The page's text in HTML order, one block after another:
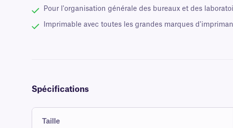
Pour l'organisation générale des bureaux et des
Imprimable avec toutes les grandes marques
Spécifications
Taille